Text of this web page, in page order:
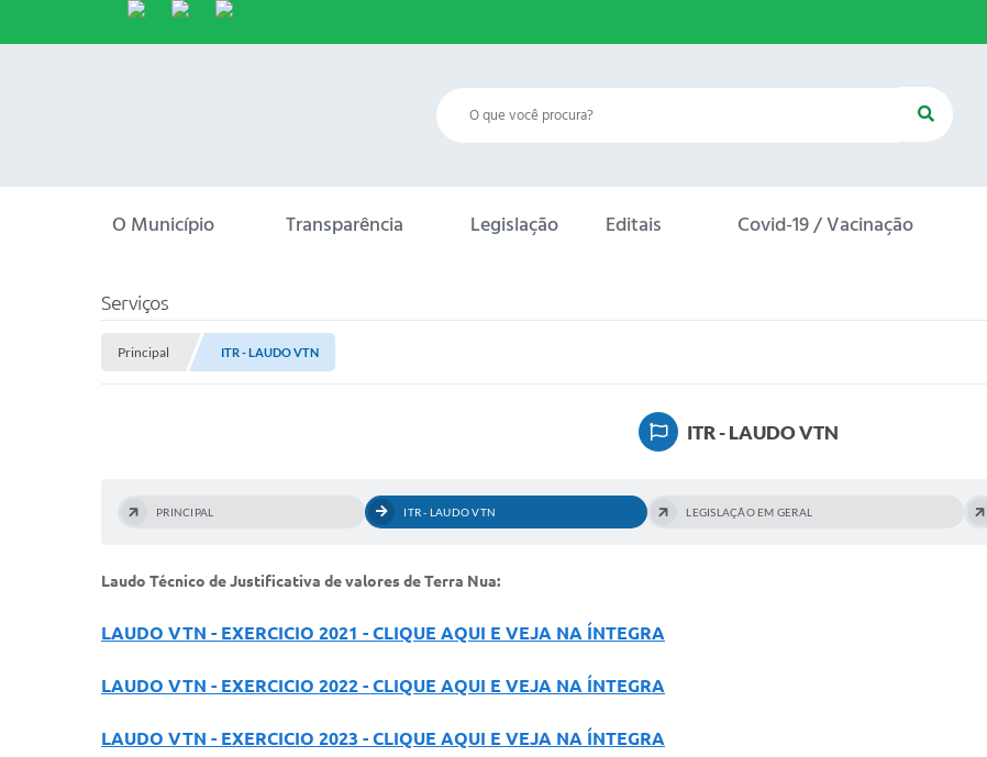
O Município Transparência Legislação Editais Covid-19 / Vacinação
Serviços
Principal ITR - LAUDO VTN
ITR - LAUDO VTN
PRINCIPAL ITR - LAUDO VTN LEGISLAÇÃO EM GERAL
Laudo Técnico de Justificativa de valores de Terra Nua:
LAUDO VTN - EXERCICIO 2021 - CLIQUE AQUI E VEJA NA ÍNTEGRA
LAUDO VTN - EXERCICIO 2022 - CLIQUE AQUI E VEJA NA ÍNTEGRA
LAUDO VTN - EXERCICIO 2023 - CLIQUE AQUI E VEJA NA ÍNTEGRA